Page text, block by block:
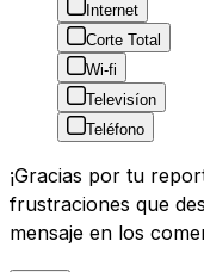
Internet
Corte Total
Wi-fi
Televisíon
Teléfono
¡Gracias por tu
frustraciones que
mensaje en los